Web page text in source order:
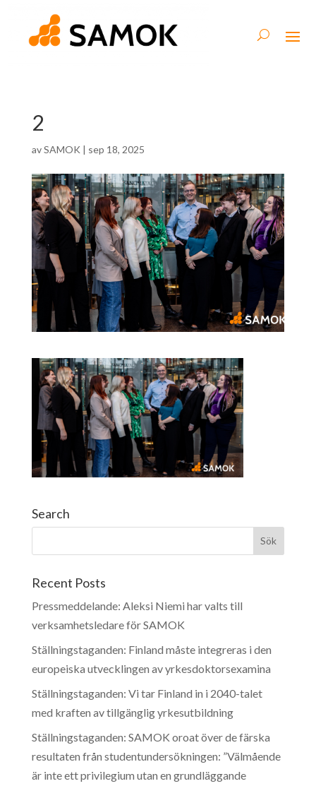
2
avSAMOK | sep 18, 2025
Search
Recent Posts
Pressmeddelande: Aleksi Niemi har valts till
verksamhetsledare för SAMOK
Ställningstaganden: Finland måste integreras i den
europeiska utvecklingen av yrkesdoktorsexamina
Ställningstaganden: Vi tar Finland in i 2040-talet
med kraften av tillgänglig yrkesutbildning
Ställningstaganden: SAMOK oroat över de färska
resultaten från studentundersökningen: ”Välmående
är inte ett privilegium utan en grundläggande